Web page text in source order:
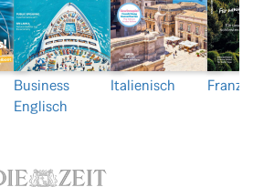
Business
Englisch
Italienisch